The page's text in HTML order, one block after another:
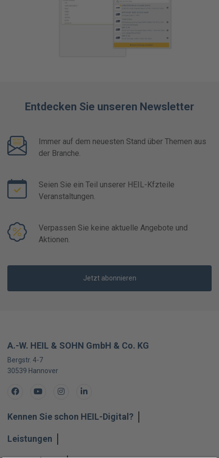
Entdecken Sie unseren Newsletter
Immer auf dem neuesten Stand über Themen aus
der Branche.
Seien Sie ein Teil unserer HEIL-Kfzteile
Veranstaltungen.
Verpassen Sie keine aktuelle Angebote und
Aktionen.
Jetzt abonnieren
A.-W. HEIL & SOHN GmbH & Co. KG
Bergstr. 4-7
30539 Hannover
FacebookYoutubeInstagramLinkedIn
Kennen Sie schon HEIL-Digital?
Leistungen